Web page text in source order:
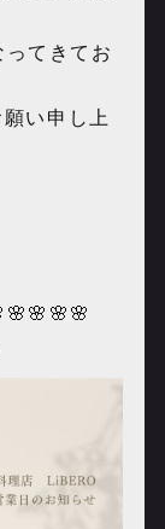
てきてお
い申し上